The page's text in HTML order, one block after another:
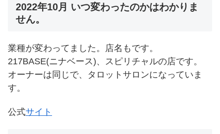
2022年10月 いつ変わったのかはわかりま
せん。
業種が変わってました。店名もです。
217BASE(ニナベース)、スピリチャルの店です。
オーナーは同じで、タロットサロンになっていま
す。
公式サイト